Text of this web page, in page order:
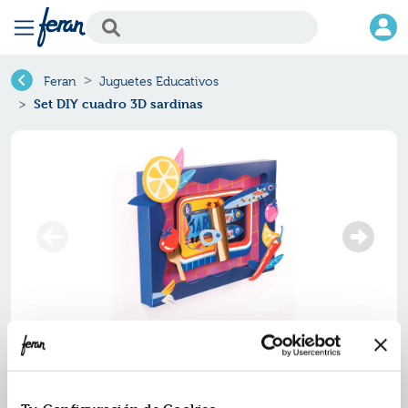
Feran Juguetes Educativos
Set DIY cuadro 3D sardinas